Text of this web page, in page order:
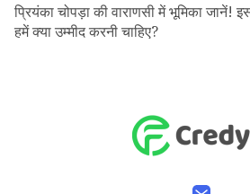
प्रियंका चोपड़ा की वाराणसी में भूमिका जानें!
हमें क्या उम्मीद करनी चाहिए?